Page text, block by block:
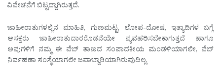
ವಿವೇಚನೆಗೆ ಬಿಟ್ಟದ್ದಾಗಿರುತ್ತದೆ.
ಜಾಹೀರಾತುಗಳಲ್ಲಿನ ಮಾಹಿತಿ, ಗುಣಮಟ್ಟ, ಲೋಪ-ದೋಷ, ಇತ್ಯಾದಿಗಳ ಬಗ್ಗೆ
ಆಸಕ್ತರು ಜಾಹೀರಾತುದಾರರೊಡನೆಯೇ ವ್ಯವಹರಿಸಬೇಕಾಗುತ್ತದೆ ಹಾಗೂ
ಅವುಗಳಿಗೆ ನಮ್ಮ ಈ ವೆಬ್ ತಾಣದ ಸಂಪಾದಕೀಯ ಮಂಡಳಿಯಾಗಲೀ, ವೆಬ್
ನಿರ್ವಹಣಾ ಸಂಸ್ಥೆಯಾಗಲೀ ಜವಾಬ್ದಾರಿಯಾಗಿರುವುದಿಲ್ಲ.